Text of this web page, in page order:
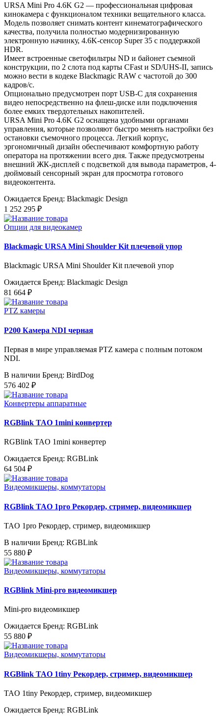
URSA Mini Pro 4.6K G2 — профессиональная цифровая
кинокамера с функционалом техники вещательного класса.
Модель позволяет снимать контент кинематографического
качества, получила полностью модернизированную
электронную начинку, 4.6K-сенсор Super 35 с поддержкой
HDR.
Имеет встроенные светофильтры ND и байонет съемной
конструкции, по 2 слота под карты CFast и SD/UHS‑II, запись
можно вести в кодеке Blackmagic RAW с частотой до 300
кадров/с.
Опционально предусмотрен порт USB-C для сохранения
видео непосредственно на флеш-диске или подключения
более емких твердотельных накопителей.
URSA Mini Pro 4.6K G2 оснащена удобными органами
управления, которые позволяют быстро менять настройки без
остановки съемочного процесса. Легкий корпус,
эргономичный дизайн обеспечивают комфортную работу
оператора на протяжении всего дня. Также предусмотрены
внешний ЖК-дисплей с подсветкой для вывода параметров, 4-
дюймовый сенсорный экран для просмотра готового
видеоконтента.
Ожидается Бренд: Blackmagic Design
1 252 295 ₽
Опции для видеокамер
Blackmagic URSA Mini Shoulder Kit плечевой упор
Blackmagic URSA Mini Shoulder Kit плечевой упор
Ожидается Бренд: Blackmagic Design
81 664 ₽
PTZ камеры
P200 Камера NDI черная
Первая в мире управляемая PTZ камера с полным потоком
NDI.
В наличии Бренд: BirdDog
576 402 ₽
Конвертеры аппаратные
RGBlink TAO 1mini конвертер
RGBlink TAO 1mini конвертер
Ожидается Бренд: RGBLink
64 504 ₽
Видеомикшеры, коммутаторы
RGBlink TAO 1pro Рекордер, стример, видеомикшер
TAO 1pro Рекордер, стример, видеомикшер
В наличии Бренд: RGBLink
55 880 ₽
Видеомикшеры, коммутаторы
RGBlink Mini-pro видеомикшер
Mini-pro видеомикшер
Ожидается Бренд: RGBLink
55 880 ₽
Видеомикшеры, коммутаторы
RGBlink TAO 1tiny Рекордер, стример, видеомикшер
TAO 1tiny Рекордер, стример, видеомикшер
Ожидается Бренд: RGBLink